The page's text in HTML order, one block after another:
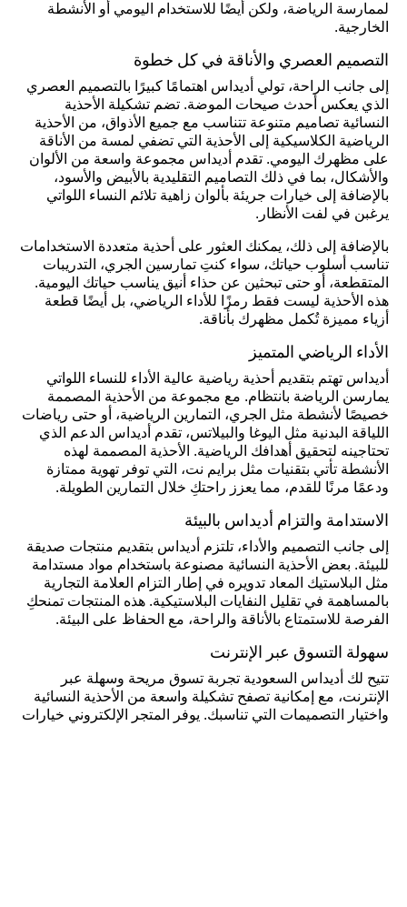
لممارسة الرياضة، ولكن أيضًا للاستخدام اليومي أو الأنشطة
الخارجية.
التصميم العصري والأناقة في كل خطوة
إلى جانب الراحة، تولي أديداس اهتمامًا كبيرًا بالتصميم العصري
الذي يعكس أحدث صيحات الموضة. تضم تشكيلة الأحذية
النسائية تصاميم متنوعة تتناسب مع جميع الأذواق، من الأحذية
الرياضية الكلاسيكية إلى الأحذية التي تضفي لمسة من الأناقة
على مظهرك اليومي. تقدم أديداس مجموعة واسعة من الألوان
والأشكال، بما في ذلك التصاميم التقليدية بالأبيض والأسود،
بالإضافة إلى خيارات جريئة بألوان زاهية تلائم النساء اللواتي
يرغبن في لفت الأنظار.
بالإضافة إلى ذلك، يمكنك العثور على أحذية متعددة الاستخدامات
تناسب أسلوب حياتك، سواء كنتِ تمارسين الجري، التدريبات
المتقطعة، أو حتى تبحثين عن حذاء أنيق يناسب حياتك اليومية.
هذه الأحذية ليست فقط رمزًا للأداء الرياضي، بل أيضًا قطعة
أزياء مميزة تُكمل مظهرك بأناقة.
الأداء الرياضي المتميز
أديداس تهتم بتقديم أحذية رياضية عالية الأداء للنساء اللواتي
يمارسن الرياضة بانتظام. مع مجموعة من الأحذية المصممة
خصيصًا لأنشطة مثل الجري، التمارين الرياضية، أو حتى رياضات
اللياقة البدنية مثل اليوغا والبيلاتس، تقدم أديداس الدعم الذي
تحتاجينه لتحقيق أهدافك الرياضية. الأحذية المصممة لهذه
الأنشطة تأتي بتقنيات مثل برايم نت، التي توفر تهوية ممتازة
ودعمًا مرنًا للقدم، مما يعزز راحتكِ خلال التمارين الطويلة.
الاستدامة والتزام أديداس بالبيئة
إلى جانب التصميم والأداء، تلتزم أديداس بتقديم منتجات صديقة
للبيئة. بعض الأحذية النسائية مصنوعة باستخدام مواد مستدامة
مثل البلاستيك المعاد تدويره في إطار التزام العلامة التجارية
بالمساهمة في تقليل النفايات البلاستيكية. هذه المنتجات تمنحكِ
الفرصة للاستمتاع بالأناقة والراحة، مع الحفاظ على البيئة.
سهولة التسوق عبر الإنترنت
تتيح لك أديداس السعودية تجربة تسوق مريحة وسهلة عبر
الإنترنت، مع إمكانية تصفح تشكيلة واسعة من الأحذية النسائية
واختيار التصميمات التي تناسبك. يوفر المتجر الإلكتروني خيارات